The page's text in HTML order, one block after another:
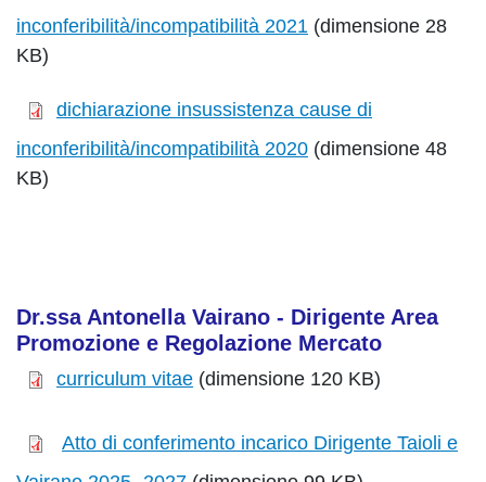
inconferibilità/incompatibilità 2021 (dimensione 28
KB)
dichiarazione insussistenza cause di
inconferibilità/incompatibilità 2020 (dimensione 48
KB)
Dr.ssa Antonella Vairano - Dirigente Area
Promozione e Regolazione Mercato
curriculum vitae (dimensione 120 KB)
Atto di conferimento incarico Dirigente Taioli e